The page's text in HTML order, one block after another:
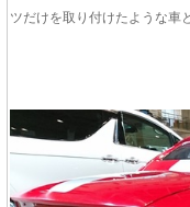
ツだけを取り付けたような車